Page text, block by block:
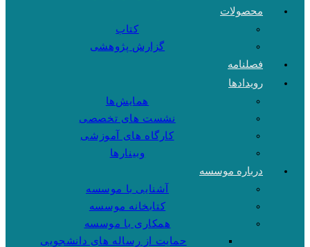
محصولات
کتاب
گزارش پژوهشی
فصلنامه
رویدادها
همایش‌ها
نشست های تخصصی
کارگاه های آموزشی
وبینارها
درباره موسسه
آشنایی با موسسه
کتابخانه موسسه
همکاری با موسسه
حمایت از رساله های دانشجویی